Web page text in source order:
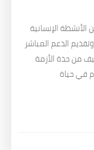
الإنسانية
الدعم المباشر
من حدة الأزمة
في حياة